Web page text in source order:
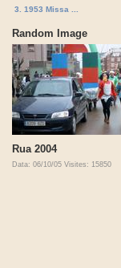
3. 1953 Missa ...
Random Image
Rua 2004
Data: 06/10/05 Visites: 15850